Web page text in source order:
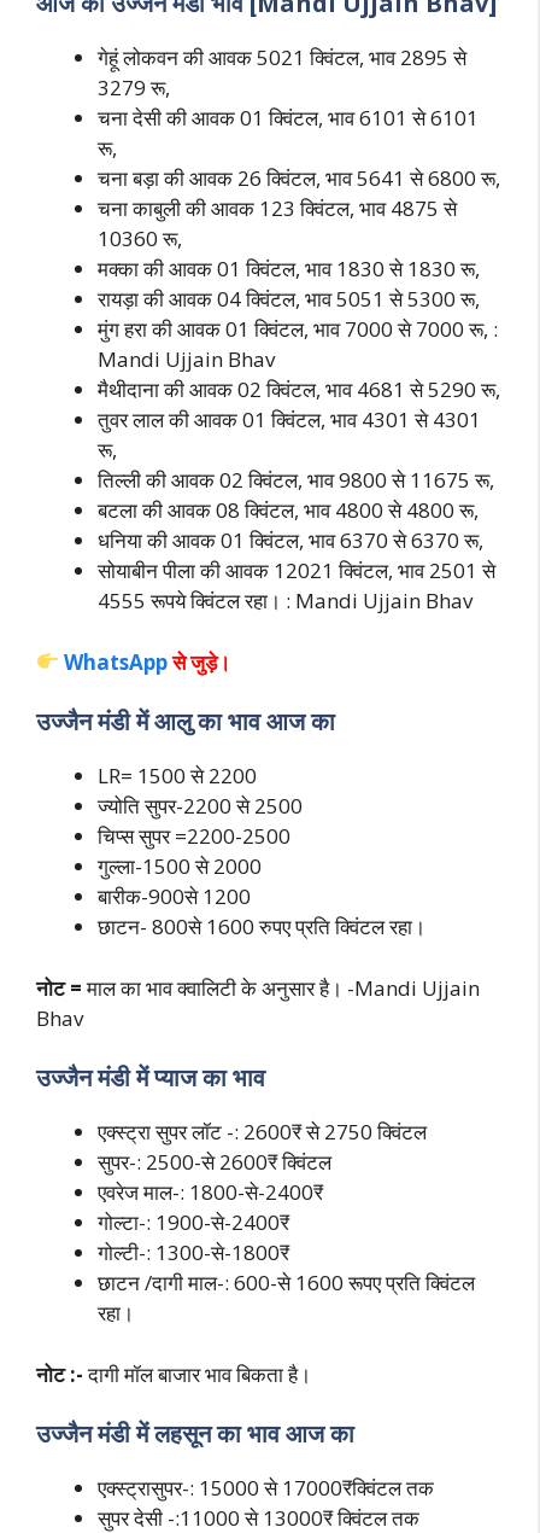
गेहूं लोकवन की आवक 5021 क्विंटल, भाव 2895 से
3279 रू,
चना देसी की आवक 01 क्विंटल, भाव 6101 से 6101
रू,
चना बड़ा की आवक 26 क्विंटल, भाव 5641 से 6800 रू,
चना काबुली की आवक 123 क्विंटल, भाव 4875 से
10360 रू,
मक्का की आवक 01 क्विंटल, भाव 1830 से 1830 रू,
रायड़ा की आवक 04 क्विंटल, भाव 5051 से 5300 रू,
मुंग हरा की आवक 01 क्विंटल, भाव 7000 से 7000 रू, :
Mandi Ujjain Bhav
मैथीदाना की आवक 02 क्विंटल, भाव 4681 से 5290 रू,
तुवर लाल की आवक 01 क्विंटल, भाव 4301 से 4301
रू,
तिल्ली की आवक 02 क्विंटल, भाव 9800 से 11675 रू,
बटला की आवक 08 क्विंटल, भाव 4800 से 4800 रू,
धनिया की आवक 01 क्विंटल, भाव 6370 से 6370 रू,
सोयाबीन पीला की आवक 12021 क्विंटल, भाव 2501 से
4555 रूपये क्विंटल रहा। : Mandi Ujjain Bhav
WhatsAppसे जुड़े।
उज्जैन मंडी में आलु का भाव आज का
LR= 1500 से 2200
ज्योति सुपर-2200 से 2500
चिप्स सुपर =2200-2500
गुल्ला-1500 से 2000
बारीक-900से 1200
छाटन- 800से 1600 रुपए प्रति क्विंटल रहा।
नोट =माल का भाव क्वालिटी के अनुसार है। -Mandi Ujjain
Bhav
उज्जैन मंडी में प्याज का भाव
एक्स्ट्रा सुपर लॉट -: 2600₹ से 2750 क्विंटल
सुपर-: 2500-से 2600₹ क्विंटल
एवरेज माल-: 1800-से-2400₹
गोल्टा-: 1900-से-2400₹
गोल्टी-: 1300-से-1800₹
छाटन /दागी माल-: 600-से 1600 रूपए प्रति क्विंटल
रहा।
नोट :-दागी मॉल बाजार भाव बिकता है।
उज्जैन मंडी में लहसून का भाव आज का
एक्स्ट्रासुपर-: 15000 से 17000₹क्विंटल तक
सुपर देसी -:11000 से 13000₹ क्विंटल तक